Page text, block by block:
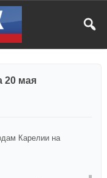
20 мая
Карелии на